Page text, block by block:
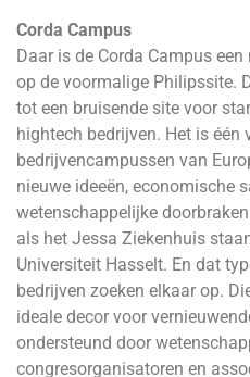
Corda Campus
Daar is de Corda Campus
op de voormalige Philipssite.
tot een bruisende site voor
hightech bedrijven. Het is één
bedrijvencampussen van
nieuwe ideeën, economische
wetenschappelijke
als het Jessa Ziekenhuis
Universiteit Hasselt. En dat
bedrijven zoeken elkaar op.
ideale decor voor
ondersteund door
congresorganisatoren en